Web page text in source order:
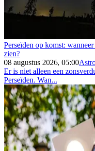
Perseïden op komst:
zien?
08 augustus 2026, 05:00
Er is niet alleen een
Perseïden. Wan...